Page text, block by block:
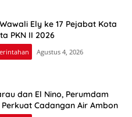
Ely ke 17 Pejabat Kota
PKN II 2026
Agustus 4, 2026
dan El Nino, Perumdam
Cadangan Air Ambon